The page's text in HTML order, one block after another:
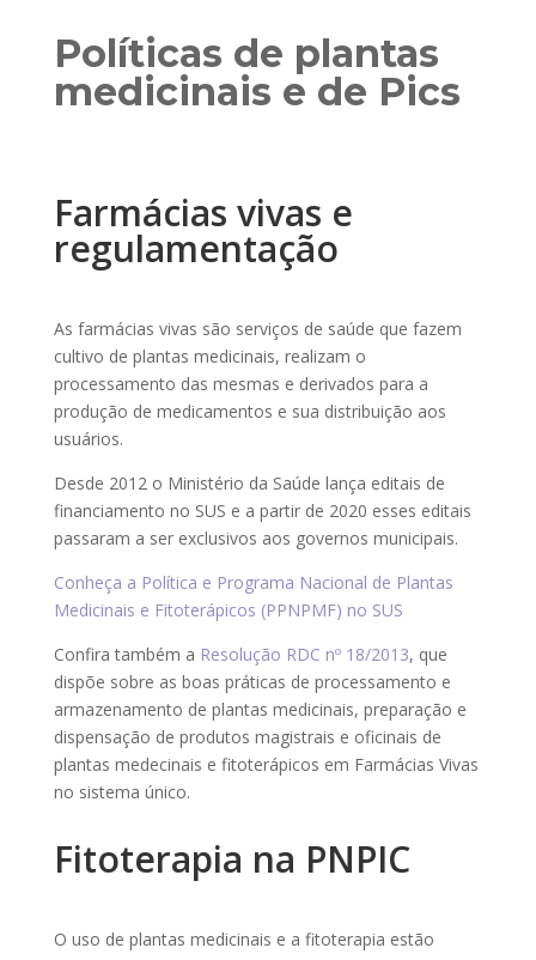
Políticas de plantas
medicinais e de Pics
Farmácias vivas e
regulamentação
As farmácias vivas são serviços de saúde que fazem
cultivo de plantas medicinais, realizam o
processamento das mesmas e derivados para a
produção de medicamentos e sua distribuição aos
usuários.
Desde 2012 o Ministério da Saúde lança editais de
financiamento no SUS e a partir de 2020 esses editais
passaram a ser exclusivos aos governos municipais.
Conheça a Política e Programa Nacional de Plantas
Medicinais e Fitoterápicos (PPNPMF) no SUS
Confira também a Resolução RDC nº 18/2013, que
dispõe sobre as boas práticas de processamento e
armazenamento de plantas medicinais, preparação e
dispensação de produtos magistrais e oficinais de
plantas medecinais e fitoterápicos em Farmácias Vivas
no sistema único.
Fitoterapia na PNPIC
O uso de plantas medicinais e a fitoterapia estão